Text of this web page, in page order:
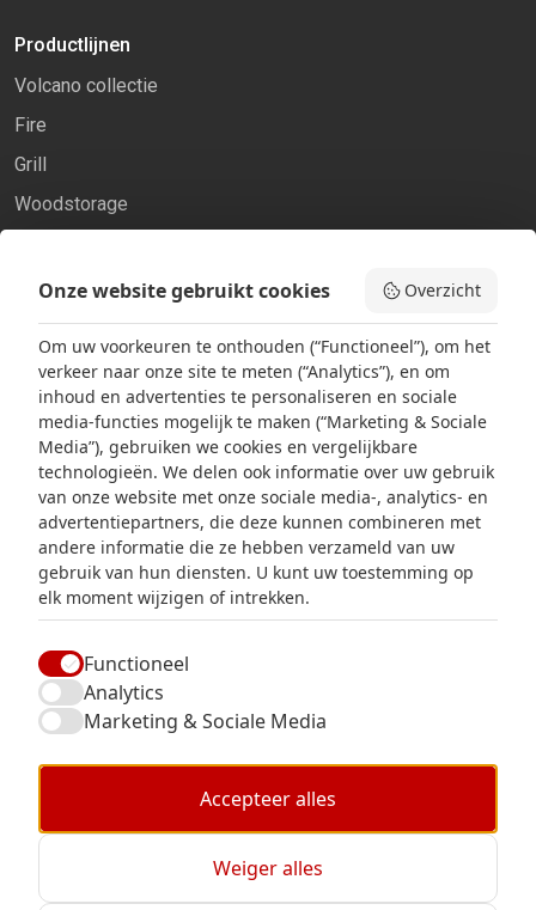
Productlijnen
Volcano collectie
Fire
Grill
Woodstorage
Pagina’s
Productlijnen
Over ons
Contact
FAQ
Overige vragenformulier
Privacy Statement Disclaimer Cookies
Onze website gebruikt cookies Overzicht
Om uw voorkeuren te onthouden (“Functioneel”), om het
verkeer naar onze site te meten (“Analytics”), en om
inhoud en advertenties te personaliseren en sociale
media-functies mogelijk te maken (“Marketing & Sociale
Media”), gebruiken we cookies en vergelijkbare
technologieën. We delen ook informatie over uw gebruik
van onze website met onze sociale media-, analytics- en
advertentiepartners, die deze kunnen combineren met
andere informatie die ze hebben verzameld van uw
gebruik van hun diensten. U kunt uw toestemming op
elk moment wijzigen of intrekken.
Functioneel
Analytics
Marketing & Sociale Media
Weiger alles
Accepteer alles